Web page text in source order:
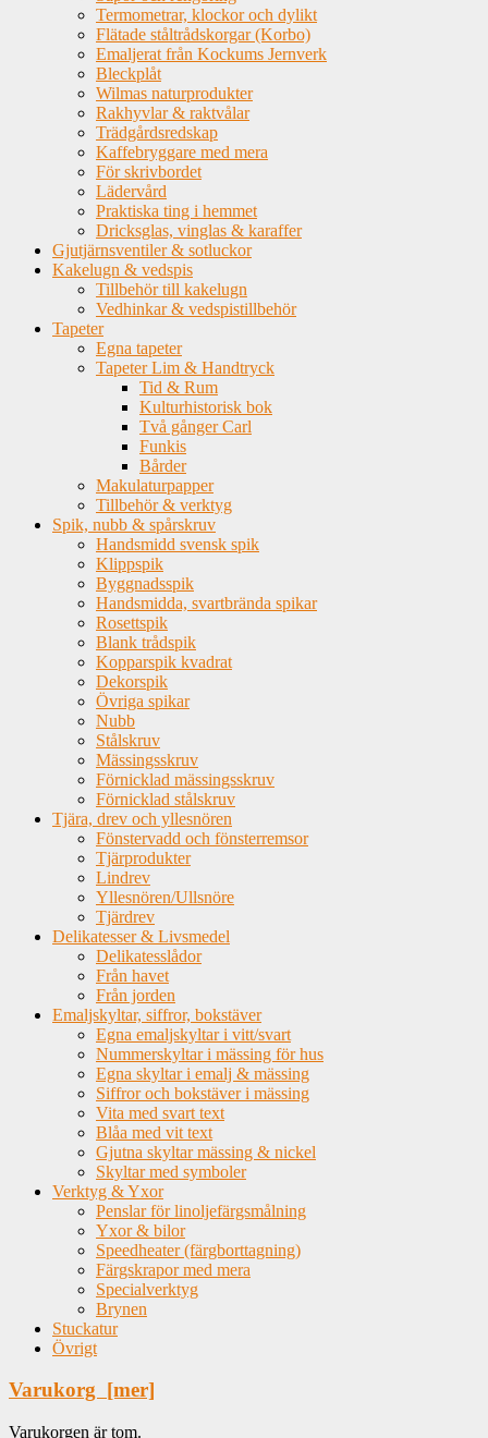
Termometrar, klockor och dylikt
Flätade ståltrådskorgar (Korbo)
Emaljerat från Kockums Jernverk
Bleckplåt
Wilmas naturprodukter
Rakhyvlar & raktvålar
Trädgårdsredskap
Kaffebryggare med mera
För skrivbordet
Lädervård
Praktiska ting i hemmet
Dricksglas, vinglas & karaffer
Gjutjärnsventiler & sotluckor
Kakelugn & vedspis
Tillbehör till kakelugn
Vedhinkar & vedspistillbehör
Tapeter
Egna tapeter
Tapeter Lim & Handtryck
Tid & Rum
Kulturhistorisk bok
Två gånger Carl
Funkis
Bårder
Makulaturpapper
Tillbehör & verktyg
Spik, nubb & spårskruv
Handsmidd svensk spik
Klippspik
Byggnadsspik
Handsmidda, svartbrända spikar
Rosettspik
Blank trådspik
Kopparspik kvadrat
Dekorspik
Övriga spikar
Nubb
Stålskruv
Mässingsskruv
Förnicklad mässingsskruv
Förnicklad stålskruv
Tjära, drev och yllesnören
Fönstervadd och fönsterremsor
Tjärprodukter
Lindrev
Yllesnören/Ullsnöre
Tjärdrev
Delikatesser & Livsmedel
Delikatesslådor
Från havet
Från jorden
Emaljskyltar, siffror, bokstäver
Egna emaljskyltar i vitt/svart
Nummerskyltar i mässing för hus
Egna skyltar i emalj & mässing
Siffror och bokstäver i mässing
Vita med svart text
Blåa med vit text
Gjutna skyltar mässing & nickel
Skyltar med symboler
Verktyg & Yxor
Penslar för linoljefärgsmålning
Yxor & bilor
Speedheater (färgborttagning)
Färgskrapor med mera
Specialverktyg
Brynen
Stuckatur
Övrigt
Varukorg [mer]
Varukorgen är tom.